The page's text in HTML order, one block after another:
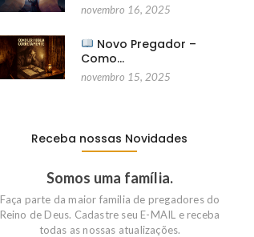
novembro 16, 2025
Novo Pregador –
Como…
novembro 15, 2025
Receba nossas Novidades
Somos uma família.
Faça parte da maior familia de pregadores do
Reino de Deus. Cadastre seu E-MAIL e receba
todas as nossas atualizações.